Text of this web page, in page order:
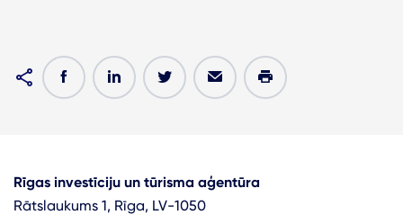
Rīgas investīciju un tūrisma aģentūra
Rātslaukums 1, Rīga, LV-1050